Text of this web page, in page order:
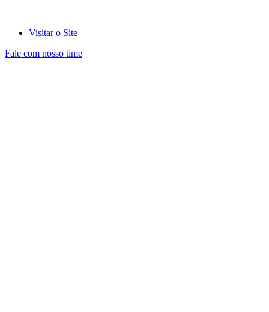
Visitar o Site
Fale com nosso time